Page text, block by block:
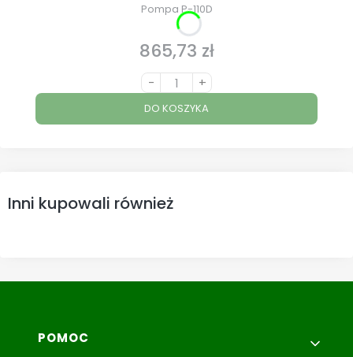
Pompa P-110D
Cena
865,73 zł
- +
DO KOSZYKA
Inni kupowali również
Linki w stopce
POMOC